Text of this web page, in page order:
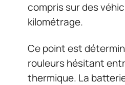
compris sur des
kilométrage.
Ce point est
rouleurs hésitant
thermique. La